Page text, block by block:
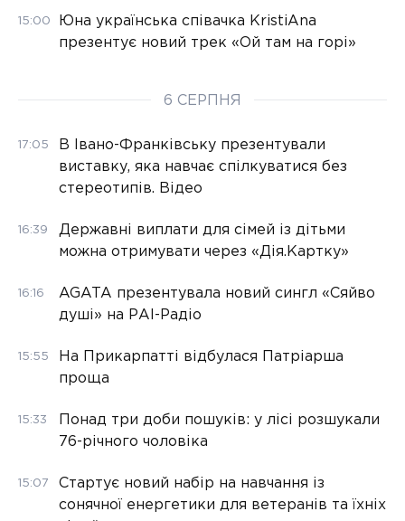
15:00
Юна українська співачка KristiAna
презентує новий трек «Ой там на горі»
6 СЕРПНЯ
17:05
В Івано-Франківську презентували
виставку, яка навчає спілкуватися без
стереотипів. Відео
16:39
Державні виплати для сімей із дітьми
можна отримувати через «Дія.Картку»
16:16
AGATA презентувала новий сингл «Сяйво
душі» на РАІ-Радіо
15:55
На Прикарпатті відбулася Патріарша
проща
15:33
Понад три доби пошуків: у лісі розшукали
76-річного чоловіка
15:07
Стартує новий набір на навчання із
сонячної енергетики для ветеранів та їхніх